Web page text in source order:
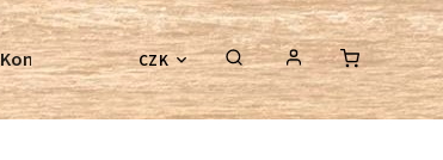
CZK
Kontroly bezkostrových sedel Poradenství